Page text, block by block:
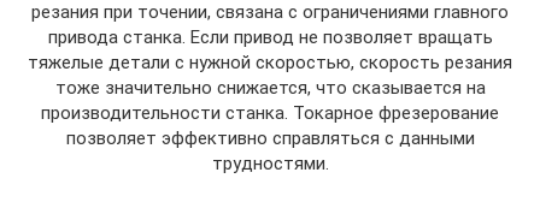
резания при точении, связана с ограничениями главного
привода станка. Если привод не позволяет вращать
тяжелые детали с нужной скоростью, скорость резания
тоже значительно снижается, что сказывается на
производительности станка. Токарное фрезерование
позволяет эффективно справляться с данными
трудностями.